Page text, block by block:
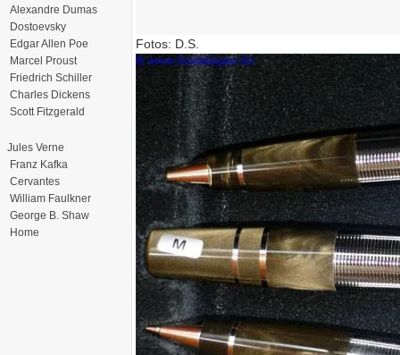
Alexandre Dumas
Dostoevsky
Edgar Allen Poe
Marcel Proust
Friedrich Schiller
Charles Dickens
Scott Fitzgerald
Jules Verne
Franz Kafka
Cervantes
William Faulkner
George B. Shaw
Home
Fotos: D.S.